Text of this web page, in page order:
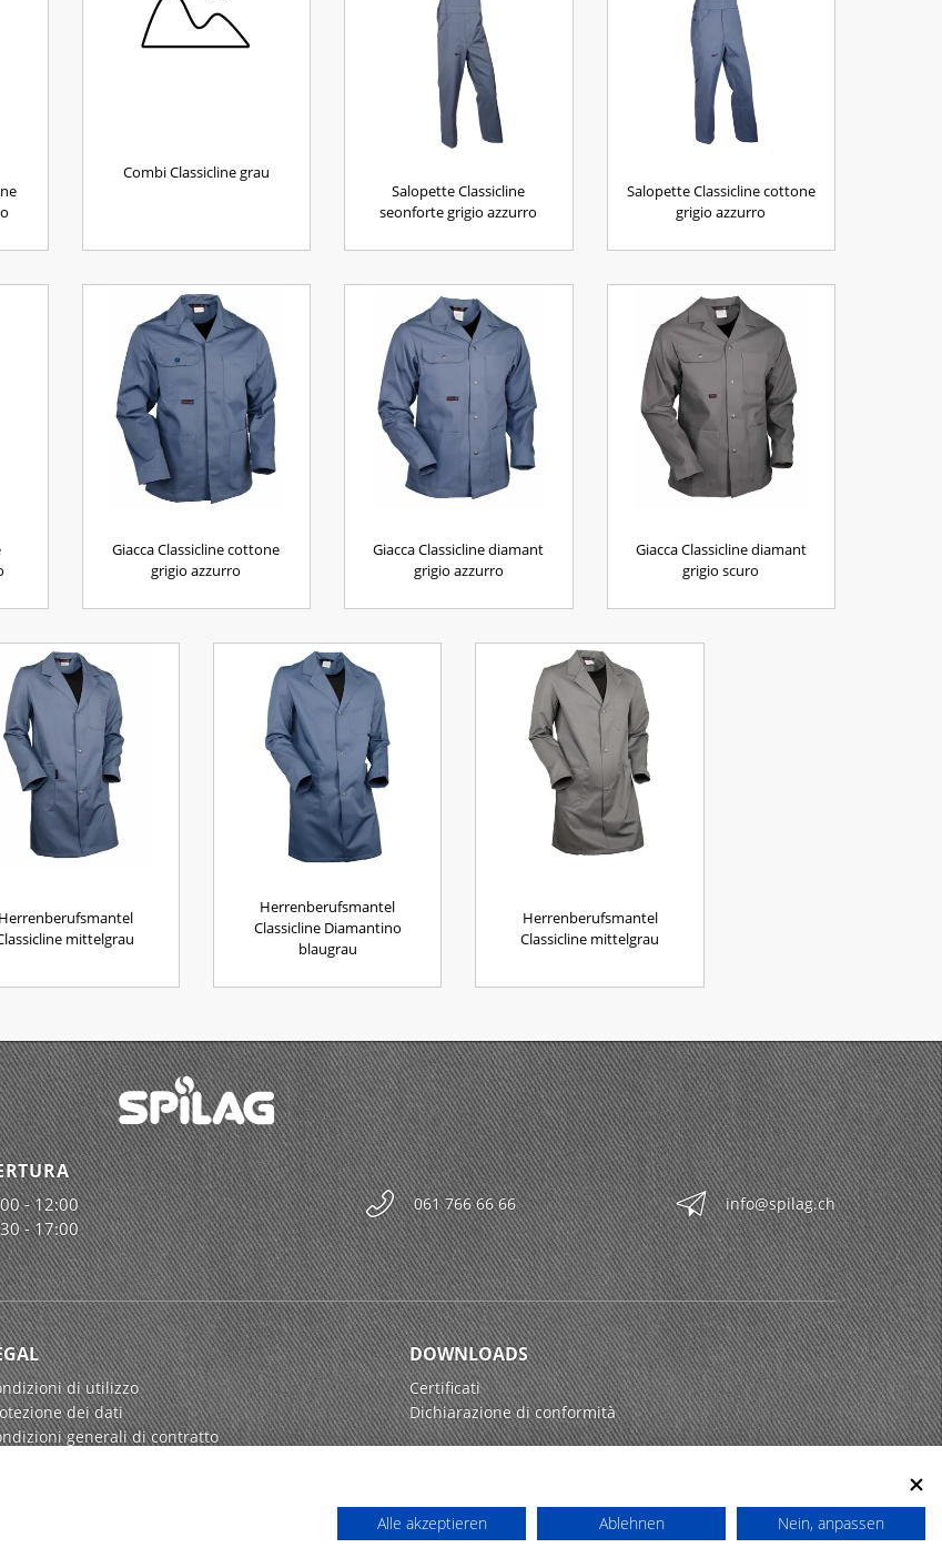
Combi Classicline grau
Salopette Classicline
seonforte grigio azzurro
Salopette Classicline cottone
grigio azzurro
Giacca Classicline cottone
grigio azzurro
Giacca Classicline diamant
grigio azzurro
Giacca Classicline diamant
grigio scuro
Herrenberufsmantel
mittelgrau
Herrenberufsmantel
Classicline Diamantino
blaugrau
Herrenberufsmantel
Classicline mittelgrau
- 12:00
- 17:00
061 766 66 66 info@spilag.ch
di utilizzo
dei dati
generali di contratto
DOWNLOADS
Certificati
Dichiarazione di conformità
Alle akzeptieren Ablehnen Nein, anpassen